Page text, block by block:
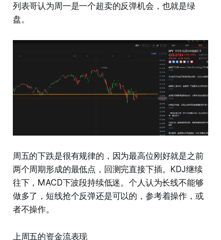
列表哥认为周一是一个超卖的反弹机会，也就是绿
盘。
周五的下跌是很有规律的，因为最高位刚好就是之前
两个周期形成的最低点，回测完直接下插。KDJ继续
往下，MACD下波段持续低迷。个人认为长线不能够
做多了，短线抢个反弹还是可以的，参考着操作，或
者不操作。
上周五的资金流表现